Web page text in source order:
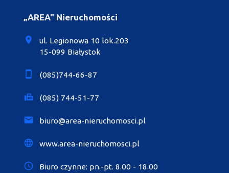
„AREA" Nieruchomości
ul. Legionowa 10 lok.203
15-099 Białystok
(085)744-66-87
(085) 744-51-77
biuro@area-nieruchomosci.pl
www.area-nieruchomosci.pl
Biuro czynne: pn.-pt. 8.00 - 18.00